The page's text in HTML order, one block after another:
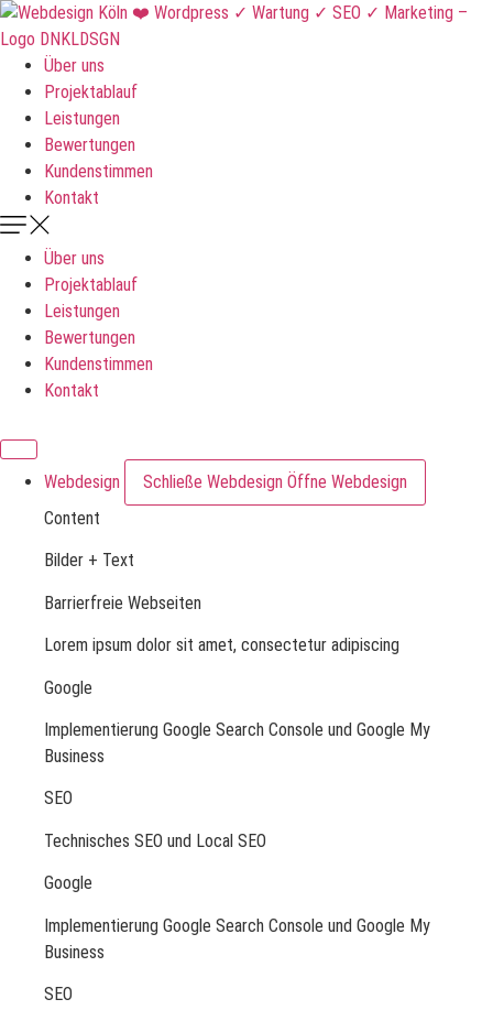
Zum
Inhalt
springenÜber uns
Projektablauf
Leistungen
Bewertungen
Kundenstimmen
Kontakt
Über uns
Projektablauf
Leistungen
Bewertungen
Kundenstimmen
Kontakt
Webdesign Schließe Webdesign Öffne Webdesign
Content
Bilder + Text
Barrierfreie Webseiten
Lorem ipsum dolor sit amet, consectetur adipiscing
Google
Implementierung Google Search Console und Google My
Business
SEO
Technisches SEO und Local SEO
Google
Implementierung Google Search Console und Google My
Business
SEO